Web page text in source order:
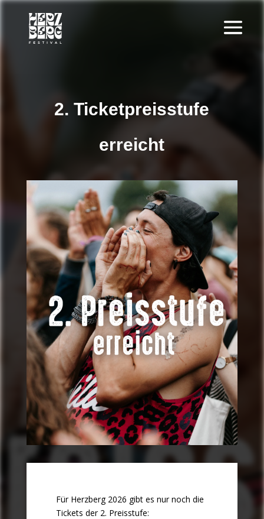
2. Ticketpreisstufe
erreicht
Für Herzberg 2026 gibt es nur noch die
Tickets der 2. Preisstufe: